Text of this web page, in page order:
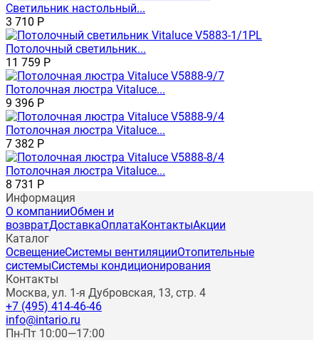
Светильник настольный...
3 710 Р
Потолочный светильник...
11 759 Р
Потолочная люстра Vitaluce...
9 396 Р
Потолочная люстра Vitaluce...
7 382 Р
Потолочная люстра Vitaluce...
8 731 Р
Информация
О компанииОбмен и
возвратДоставкаОплатаКонтактыАкции
Каталог
ОсвещениеСистемы вентиляцииОтопительные
системыСистемы кондиционирования
Контакты
Москва, ул. 1-я Дубровская, 13, стр. 4
+7 (495) 414-46-46
info@intario.ru
Пн-Пт 10:00—17:00